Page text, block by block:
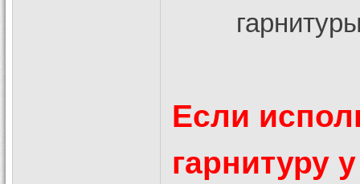
Если
гарнитуру